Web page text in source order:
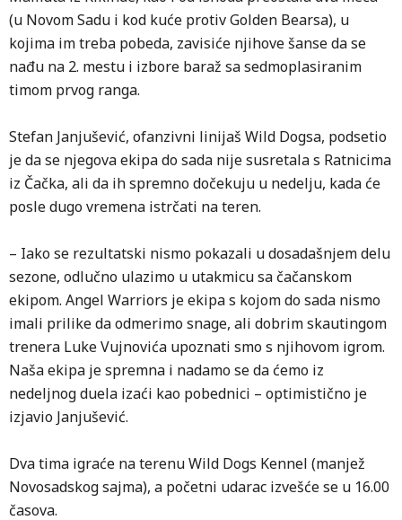
(u Novom Sadu i kod kuće protiv Golden Bearsa), u
kojima im treba pobeda, zavisiće njihove šanse da se
nađu na 2. mestu i izbore baraž sa sedmoplasiranim
timom prvog ranga.
Stefan Janjušević, ofanzivni linijaš Wild Dogsa, podsetio
je da se njegova ekipa do sada nije susretala s Ratnicima
iz Čačka, ali da ih spremno dočekuju u nedelju, kada će
posle dugo vremena istrčati na teren.
– Iako se rezultatski nismo pokazali u dosadašnjem delu
sezone, odlučno ulazimo u utakmicu sa čačanskom
ekipom. Angel Warriors je ekipa s kojom do sada nismo
imali prilike da odmerimo snage, ali dobrim skautingom
trenera Luke Vujnovića upoznati smo s njihovom igrom.
Naša ekipa je spremna i nadamo se da ćemo iz
nedeljnog duela izaći kao pobednici – optimistično je
izjavio Janjušević.
Dva tima igraće na terenu Wild Dogs Kennel (manjež
Novosadskog sajma), a početni udarac izvešće se u 16.00
časova.